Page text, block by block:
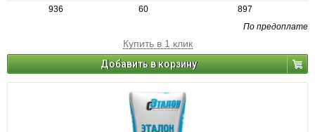
936 60
897
По предоплате
Купить в 1 клик
Добавить в корзину